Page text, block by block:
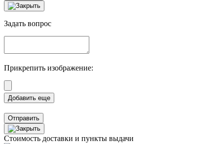
Задать вопрос
Прикрепить изображение:
Отправить
Стоимость доставки и пункты выдачи